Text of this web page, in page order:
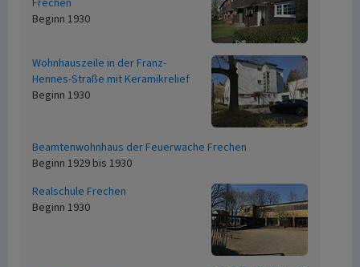
Frechen
Beginn 1930
Wohnhauszeile in der Franz-
Hennes-Straße mit Keramikrelief
Beginn 1930
Beamtenwohnhaus der Feuerwache Frechen
Beginn 1929 bis 1930
Realschule Frechen
Beginn 1930